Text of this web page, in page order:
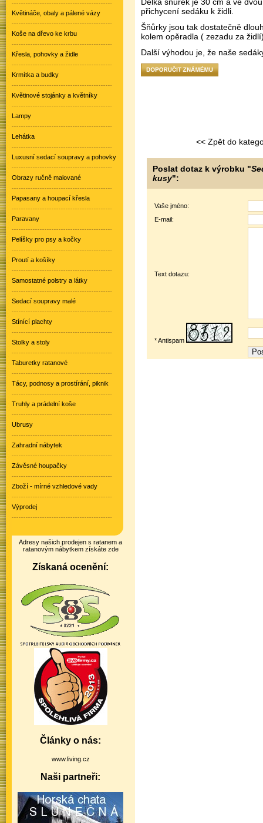
Délka šňůrek je 30 cm a ve
přichycení sedáku k židli.
Šňůrky jsou tak dostatečně
kolem opěradla ( zezadu za
Další výhodou je, že naše
<< Zpět do
Poslat dotaz k výrobku "
kusy":
Vaše jméno:
E-mail:
Text dotazu:
* Antispam
Květináče, obaly a pálené vázy
Koše na dřevo ke krbu
Křesla, pohovky a židle
Krmítka a budky
Květinové stojánky a květníky
Lampy
Lehátka
Luxusní sedací soupravy a pohovky
Obrazy ručně malované
Papasany a houpací křesla
Paravany
Pelíšky pro psy a kočky
Proutí a košíky
Samostatné polstry a látky
Sedací soupravy malé
Stínící plachty
Stolky a stoly
Taburetky ratanové
Tácy, podnosy a prostírání, piknik
Truhly a prádelní koše
Ubrusy
Zahradní nábytek
Závěsné houpačky
Zboží - mírné vzhledové vady
Výprodej
Adresy našich prodejen s ratanem a
ratanovým nábytkem získáte zde
Získaná ocenění:
Články o nás:
www.living.cz
Naši partneři: